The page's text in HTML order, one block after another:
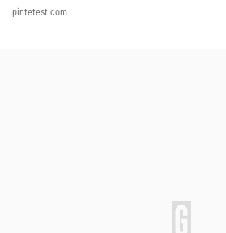
pintetest.com